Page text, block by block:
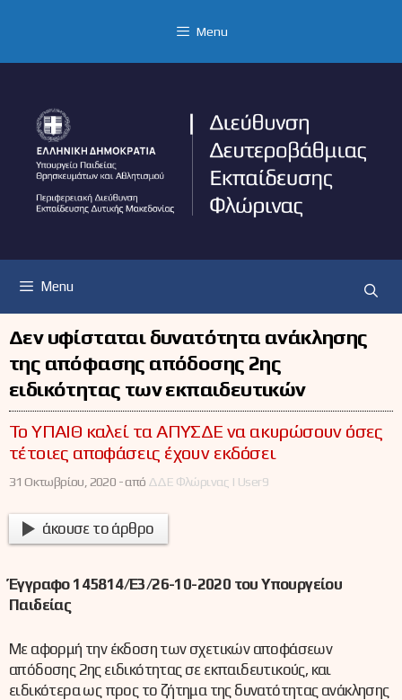
Menu
Menu
Δεν υφίσταται δυνατότητα ανάκλησης
της απόφασης απόδοσης 2ης
ειδικότητας των εκπαιδευτικών
Το ΥΠΑΙΘ καλεί τα ΑΠΥΣΔΕ να ακυρώσουν όσες
τέτοιες αποφάσεις έχουν εκδόσει
31 Οκτωβρίου, 2020 -από ΔΔΕ Φλώρινας | User9
άκουσε το άρθρο
Έγγραφο 145814/Ε3/26-10-2020 του Υπουργείου
Παιδείας
Με αφορμή την έκδοση των σχετικών αποφάσεων
απόδοσης 2ης ειδικότητας σε εκπαιδευτικούς, και
ειδικότερα ως προς το ζήτημα της δυνατότητας ανάκλησης